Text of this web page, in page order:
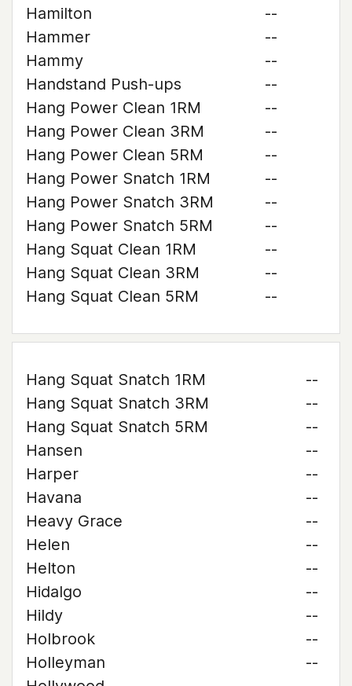
Hamilton
--
Hammer
--
Hammy
--
Handstand Push-ups
--
Hang Power Clean 1RM
--
Hang Power Clean 3RM
--
Hang Power Clean 5RM
--
Hang Power Snatch 1RM
--
Hang Power Snatch 3RM
--
Hang Power Snatch 5RM
--
Hang Squat Clean 1RM
--
Hang Squat Clean 3RM
--
Hang Squat Clean 5RM
--
Hang Squat Snatch 1RM
--
Hang Squat Snatch 3RM
--
Hang Squat Snatch 5RM
--
Hansen
--
Harper
--
Havana
--
Heavy Grace
--
Helen
--
Helton
--
Hidalgo
--
Hildy
--
Holbrook
--
Holleyman
--